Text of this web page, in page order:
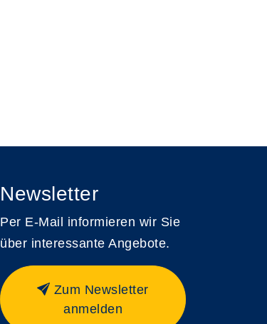
Newsletter
Per E-Mail informieren wir Sie
über interessante Angebote.
Zum Newsletter
anmelden